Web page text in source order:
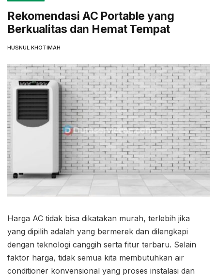
Rekomendasi AC Portable yang
Berkualitas dan Hemat Tempat
HUSNUL KHOTIMAH
Harga AC tidak bisa dikatakan murah, terlebih jika
yang dipilih adalah yang bermerek dan dilengkapi
dengan teknologi canggih serta fitur terbaru. Selain
faktor harga, tidak semua kita membutuhkan air
conditioner konvensional yang proses instalasi dan